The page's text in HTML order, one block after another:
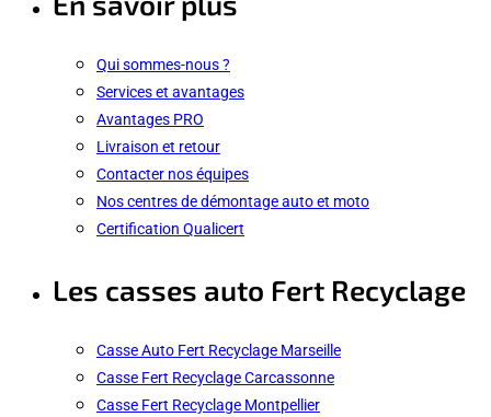
Qui sommes-nous ?
Services et avantages
Avantages PRO
Livraison et retour
Contacter nos équipes
Nos centres de démontage auto et moto
Certification Qualicert
Les casses auto Fert Recyclage
Casse Auto Fert Recyclage Marseille
Casse Fert Recyclage Carcassonne
Casse Fert Recyclage Montpellier